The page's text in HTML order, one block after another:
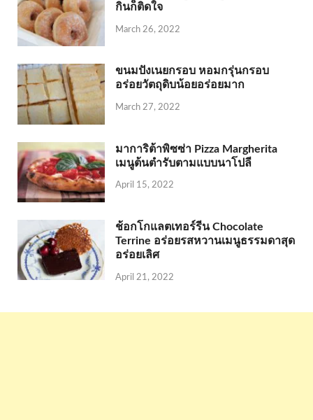
กินก็ติดใจ
March 26, 2022
ขนมปังเนยกรอบ หอมกรุ่นกรอบ
อร่อยวัตถุดิบน้อยอร่อยมาก
March 27, 2022
มาการิต้าพิซซ่า Pizza Margherita
เมนูต้นตำรับตามแบบนาโปลี
April 15, 2022
ช้อกโกแลตเทอร์รีน Chocolate
Terrine อร่อยรสหวานเมนูธรรมดาสุด
อร่อยเลิศ
April 21, 2022